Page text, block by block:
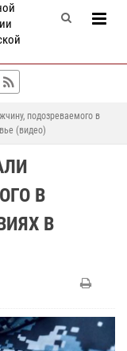
подозреваемого в
(видео)
В
В